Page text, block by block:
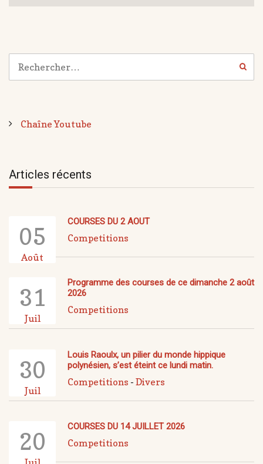
Chaîne Youtube
Articles récents
05
Août
COURSES DU 2 AOUT
Competitions
31
Juil
Programme des courses de ce dimanche 2 août
2026
Competitions
30
Juil
Louis Raoulx, un pilier du monde hippique
polynésien, s’est éteint ce lundi matin.
Competitions - Divers
20
COURSES DU 14 JUILLET 2026
Competitions